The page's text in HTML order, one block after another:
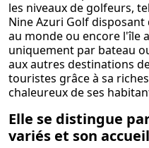
les niveaux de golfeurs,
Nine Azuri Golf
au monde ou encore l'île
uniquement par bateau
aux autres destinations
touristes grâce à sa
chaleureux de ses
Elle se distingue
variés et son